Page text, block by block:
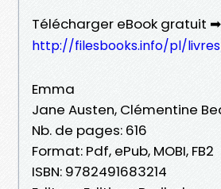
Télécharger eBook gratuit ➡
http://filesbooks.info/pl/
Emma
Jane Austen, Clémentine
Nb. de pages: 616
Format: Pdf, ePub, MOBI, FB2
ISBN: 9782491683214